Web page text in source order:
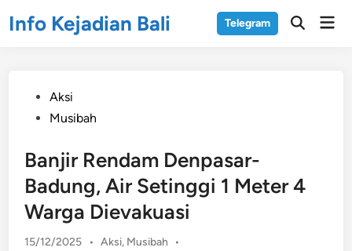
toInfo Kejadian Bali Telegram
Open
PostedAksi
Musibah
Banjir Rendam Denpasar-
Badung, Air Setinggi 1 Meter 4
Warga Dievakuasi
15/12/2025 • Posted
Aksi, Musibah
•